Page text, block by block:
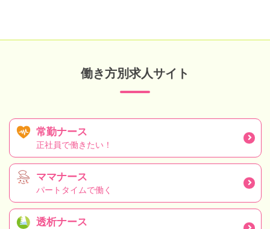
働き方別求人サイト
常勤ナース
正社員で働きたい！
ママナース
パートタイムで働く
透析ナース